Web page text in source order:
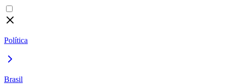
Política
Brasil